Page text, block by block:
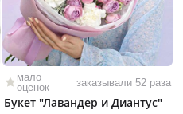
мало
оценок
заказывали 52 раза
Букет "Лавандер и Диантус"